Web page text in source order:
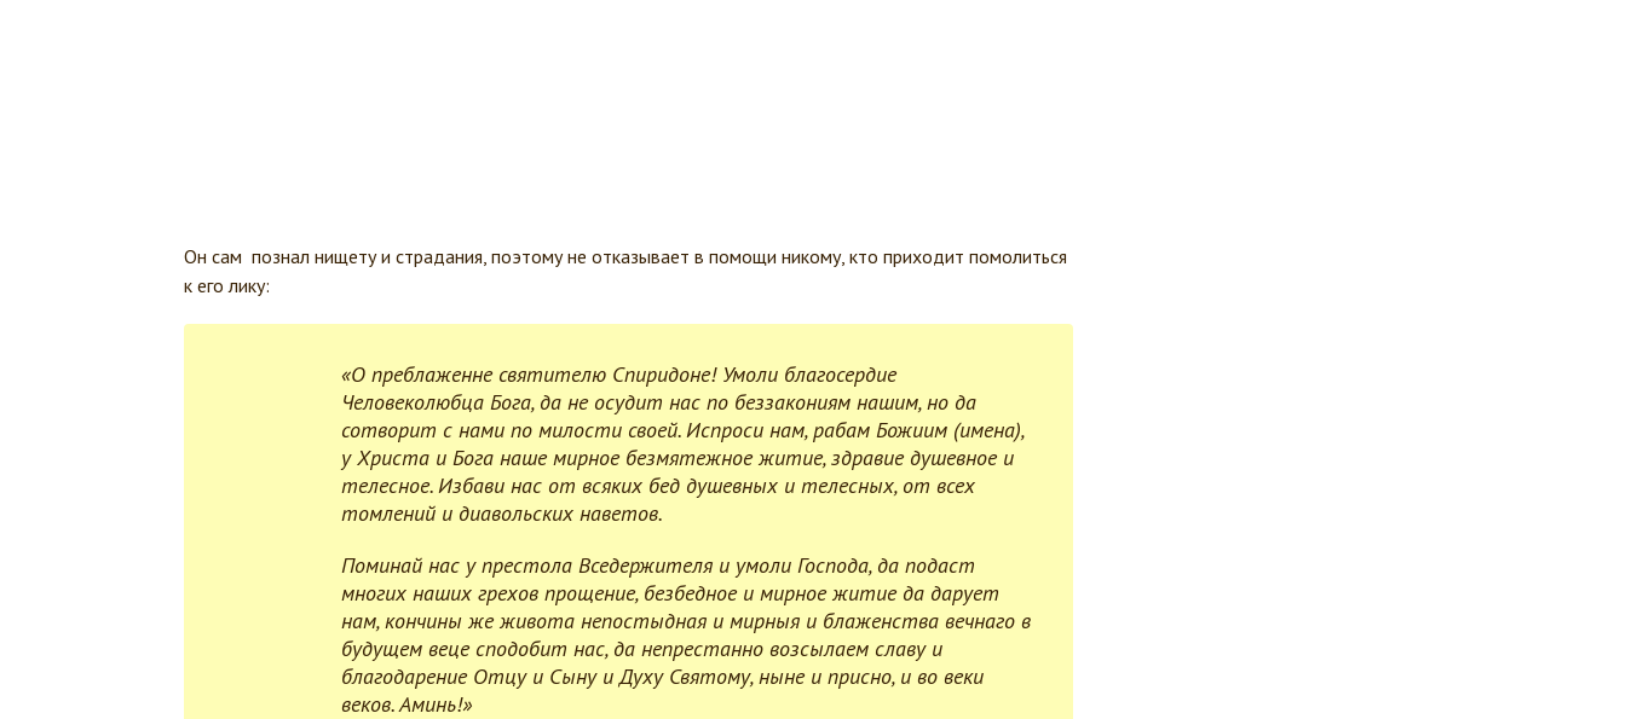
Он сам познал нищету и страдания, поэтому не отказывает в помощи никому, кто приходит помолиться
к его лику:
«О преблаженне святителю Спиридоне! Умоли благосердие
Человеколюбца Бога, да не осудит нас по беззакониям нашим, но да
сотворит с нами по милости своей. Испроси нам, рабам Божиим (имена),
у Христа и Бога наше мирное безмятежное житие, здравие душевное и
телесное. Избави нас от всяких бед душевных и телесных, от всех
томлений и диавольских наветов.
Поминай нас у престола Вседержителя и умоли Господа, да подаст
многих наших грехов прощение, безбедное и мирное житие да дарует
нам, кончины же живота непостыдная и мирныя и блаженства вечнаго в
будущем веце сподобит нас, да непрестанно возсылаем славу и
благодарение Отцу и Сыну и Духу Святому, ныне и присно, и во веки
веков. Аминь!»